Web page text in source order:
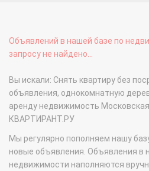
Объявлений в нашей базе по
запросу не найдено...
Вы искали: Снять квартиру без
объявления, однокомнатную
аренду недвижимость
КВАРТИРАНТ.РУ
Мы регулярно пополняем нашу
новые объявления. Объявления в
недвижимости наполняются